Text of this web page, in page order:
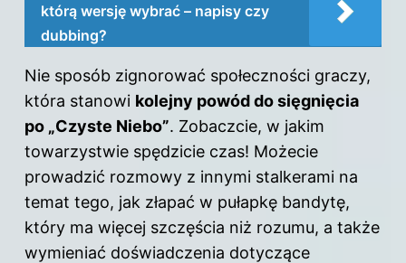
którą wersję wybrać – napisy czy
dubbing?
Nie sposób zignorować społeczności graczy,
która stanowi kolejny powód do sięgnięcia
po „Czyste Niebo”. Zobaczcie, w jakim
towarzystwie spędzicie czas! Możecie
prowadzić rozmowy z innymi stalkerami na
temat tego, jak złapać w pułapkę bandytę,
który ma więcej szczęścia niż rozumu, a także
wymieniać doświadczenia dotyczące